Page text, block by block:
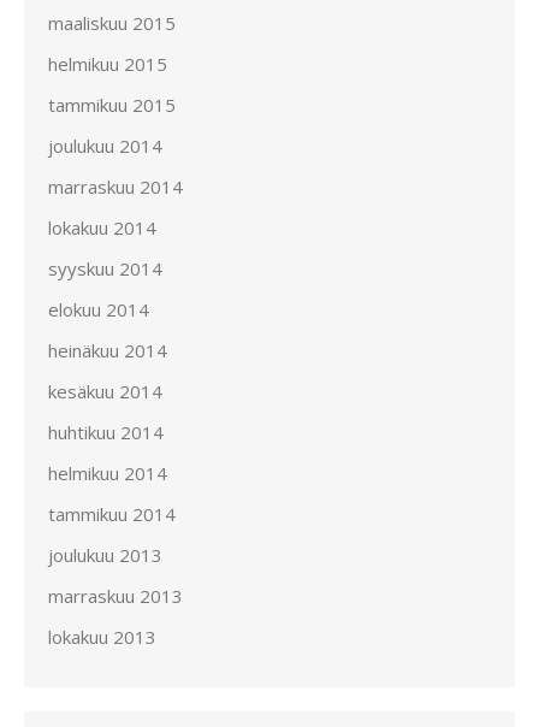
maaliskuu 2015
helmikuu 2015
tammikuu 2015
joulukuu 2014
marraskuu 2014
lokakuu 2014
syyskuu 2014
elokuu 2014
heinäkuu 2014
kesäkuu 2014
huhtikuu 2014
helmikuu 2014
tammikuu 2014
joulukuu 2013
marraskuu 2013
lokakuu 2013